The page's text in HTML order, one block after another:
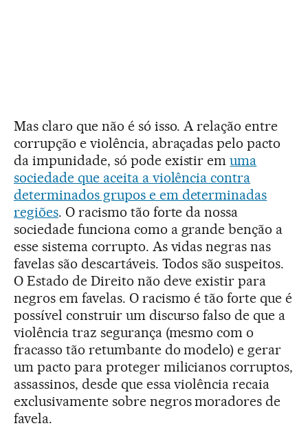
Mas claro que não é só isso. A relação entre
corrupção e violência, abraçadas pelo pacto
da impunidade, só pode existir emuma
sociedade que aceita a violência contra
determinados grupos e em determinadas
regiões. O racismo tão forte da nossa
sociedade funciona como a grande benção a
esse sistema corrupto. As vidas negras nas
favelas são descartáveis. Todos são suspeitos.
O Estado de Direito não deve existir para
negros em favelas. O racismo é tão forte que é
possível construir um discurso falso de que a
violência traz segurança (mesmo com o
fracasso tão retumbante do modelo) e gerar
um pacto para proteger milicianos corruptos,
assassinos, desde que essa violência recaia
exclusivamente sobre negros moradores de
favela.